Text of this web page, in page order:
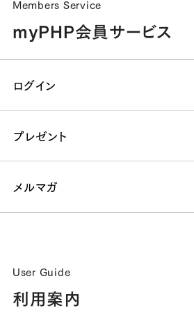
Members Service
myPHP会員サービス
ログイン
プレゼント
メルマガ
User Guide
利用案内